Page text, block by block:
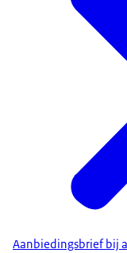
Aanbiedingsbrief bij